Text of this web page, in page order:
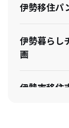
伊勢移住パ
伊勢暮らし
画
伊勢市移住